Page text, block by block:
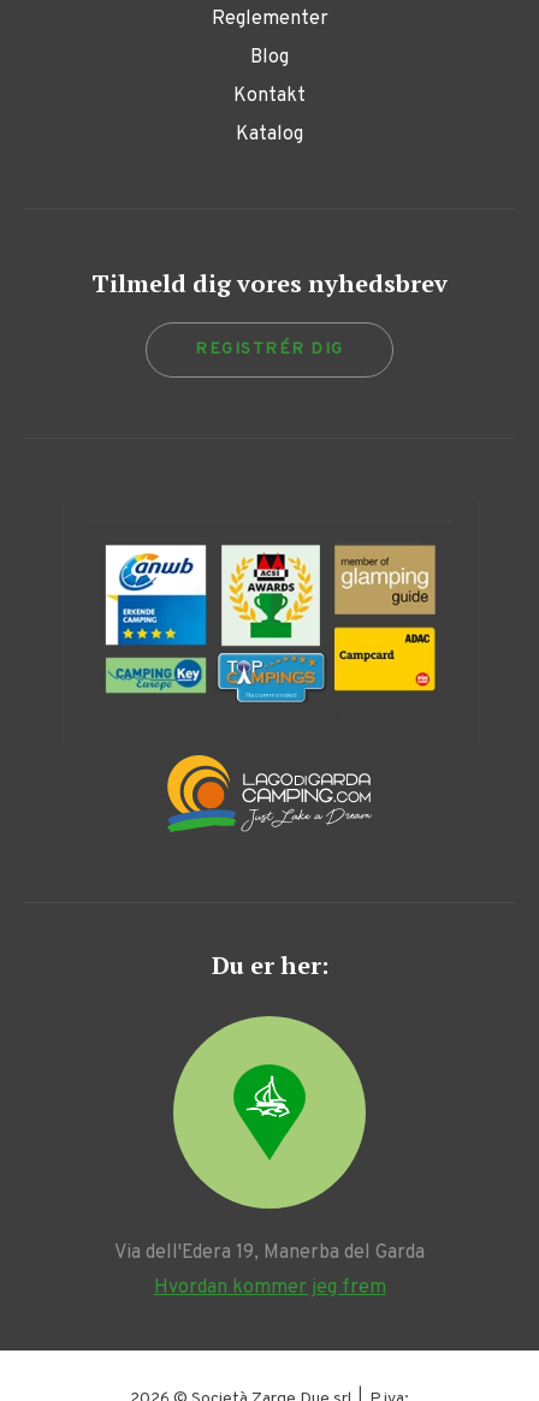
Reglementer
Blog
Kontakt
Katalog
Tilmeld dig vores nyhedsbrev
REGISTRÉR DIG
Du er her:
Via dell'Edera 19, Manerba del Garda
Hvordan kommer jeg frem